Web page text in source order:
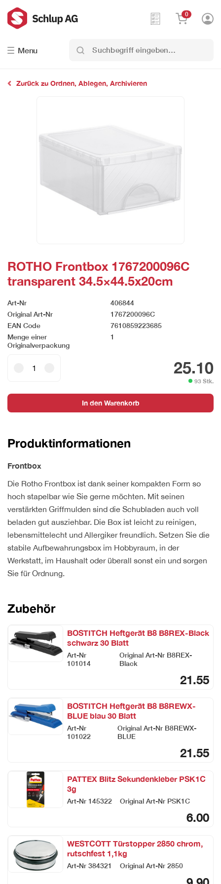
Menu
Suchbegriff
0
Zurück zu Ordnen, Ablegen, Archivieren
ROTHO Frontbox 1767200096C
transparent 34.5×44.5x20cm
Art-Nr
406844
Original Art-Nr
1767200096C
EAN Code
7610859223685
Menge einer
Originalverpackung
1
25.10
93 Stk.
Frontbox
transparent
34.5x44.5x20cm
In den Warenkorb
Produktinformationen
Frontbox
Die Rotho Frontbox ist dank seiner kompakten Form so
hoch stapelbar wie Sie gerne möchten. Mit seinen
verstärkten Griffmulden sind die Schubladen auch voll
beladen gut ausziehbar. Die Box ist leicht zu reinigen,
lebensmittelecht und Allergiker freundlich. Setzen Sie die
stabile Aufbewahrungsbox im Hobbyraum, in der
Werkstatt, im Haushalt oder überall sonst ein und sorgen
Sie für Ordnung.
Zubehör
BOSTITCH Heftgerät B8 B8REX-Black
schwarz 30 Blatt
Art-Nr
101014
Original Art-Nr B8REX-
Black
21.55
BOSTITCH Heftgerät B8 B8REWX-
BLUE blau 30 Blatt
Art-Nr
101022
Original Art-Nr B8REWX-
BLUE
21.55
PATTEX Blitz Sekundenkleber PSK1C
3g
Art-Nr 145322 Original Art-Nr PSK1C
6.00
WESTCOTT Türstopper 2850 chrom,
rutschfest 1,1kg
Art-Nr 384321 Original Art-Nr 2850